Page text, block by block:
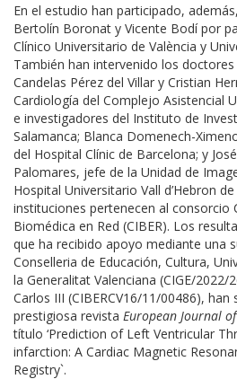
En el estudio han participado,
Bertolín Boronat y Vicente Bodí por
Clínico Universitario de València y
También han intervenido los doctores
Candelas Pérez del Villar y Cristian
Cardiología del Complejo Asistencial
e investigadores del Instituto de
Salamanca; Blanca Domenech-
del Hospital Clínic de Barcelona; y
Palomares, jefe de la Unidad de
Hospital Universitario Vall d’Hebron
instituciones pertenecen al consorcio
Biomédica en Red (CIBER). Los
que ha recibido apoyo mediante una
Conselleria de Educación, Cultura,
la Generalitat Valenciana (CIGE/
Carlos III (CIBERCV16/11/00486),
prestigiosa revista European Journal
título ‘Prediction of Left Ventricular
infarction: A Cardiac Magnetic
Registry`.